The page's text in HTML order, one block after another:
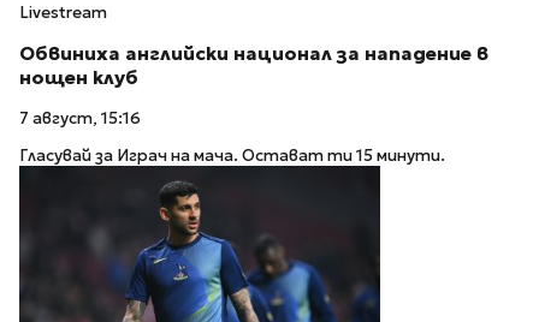
Livestream
Обвиниха английски национал за нападение в
нощен клуб
7 август, 15:16
Гласувай за Играч на мача. Остават ти 15 минути.